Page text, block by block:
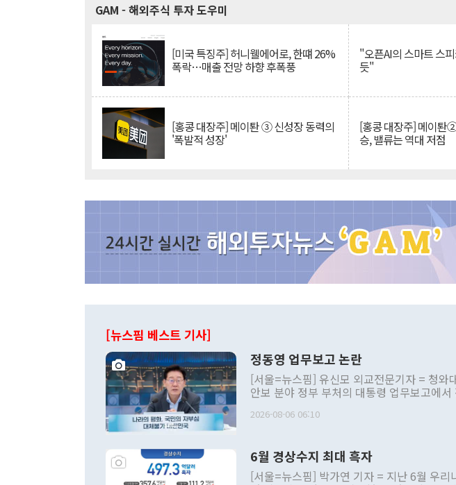
GAM - 해외주식 투자 도우미
[미국 특징주] 허니웰에어로, 한떄 26%
폭락…매출 전망 하향 후폭풍
"오픈AI의 스마트 스
듯"
[홍콩 대장주] 메이퇀 ③ 신성장 동력의
'폭발적 성장'
[홍콩 대장주] 메이퇀
승, 밸류는 역대 저점
[뉴스핌 베스트 기사]
정동영 업무보고 논란
[서울=뉴스핌] 유신모 외교전문기자 = 청와
안보 분야 정부 부처의 대통령 업무보고에
발언 중에는 정부 내 조율을 거치지 않은 사
주의적 희망에 근거한 비현실적 구상'이라는
관의 대북 정책 관련 발언이 물의를 빚은 적
2026-08-06 06:10
6월 경상수지 최대 흑자
[서울=뉴스핌] 박가연 기자 = 지난 6월 우리